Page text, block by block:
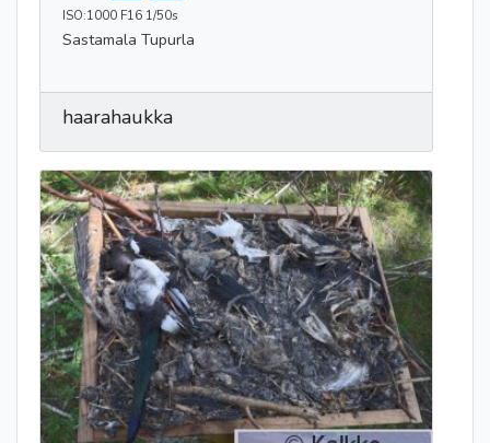
ISO:1000 F16 1/50s
Sastamala Tupurla
haarahaukka